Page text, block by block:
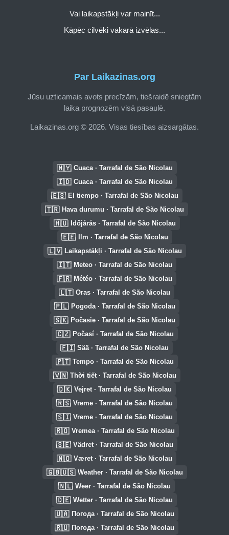
Par Laikazinas.org
Jūsu uzticamais avots precīzām, tiešraidē sniegtām
laika prognozēm visā pasaulē.
Laikazinas.org © 2026. Visas tiesības aizsargātas.
Vai laikapstākļi var mainīt...
Kāpēc cilvēki vakarā izvēlas...
🇲🇾 Cuaca · Tarrafal de São Nicolau
🇮🇩 Cuaca · Tarrafal de São Nicolau
🇪🇸 El tiempo · Tarrafal de São Nicolau
🇹🇷 Hava durumu · Tarrafal de São Nicolau
🇭🇺 Időjárás · Tarrafal de São Nicolau
🇪🇪 Ilm · Tarrafal de São Nicolau
🇱🇻 Laikapstākļi · Tarrafal de São Nicolau
🇮🇹 Meteo · Tarrafal de São Nicolau
🇫🇷 Météo · Tarrafal de São Nicolau
🇱🇹 Oras · Tarrafal de São Nicolau
🇵🇱 Pogoda · Tarrafal de São Nicolau
🇸🇰 Počasie · Tarrafal de São Nicolau
🇨🇿 Počasí · Tarrafal de São Nicolau
🇫🇮 Sää · Tarrafal de São Nicolau
🇵🇹 Tempo · Tarrafal de São Nicolau
🇻🇳 Thời tiết · Tarrafal de São Nicolau
🇩🇰 Vejret · Tarrafal de São Nicolau
🇷🇸 Vreme · Tarrafal de São Nicolau
🇸🇮 Vreme · Tarrafal de São Nicolau
🇷🇴 Vremea · Tarrafal de São Nicolau
🇸🇪 Vädret · Tarrafal de São Nicolau
🇳🇴 Været · Tarrafal de São Nicolau
🇬🇧🇺🇸 Weather · Tarrafal de São Nicolau
🇳🇱 Weer · Tarrafal de São Nicolau
🇩🇪 Wetter · Tarrafal de São Nicolau
🇺🇦 Погода · Tarrafal de São Nicolau
🇷🇺 Погода · Tarrafal de São Nicolau